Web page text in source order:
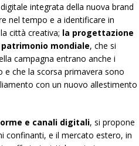
integrata della nuova brand
nel tempo e a identificare in
città creativa; la progettazione
patrimonio mondiale, che si
campagna entrano anche i
e che la scorsa primavera sono
con un nuovo allestimento
e canali digitali, si propone
confinanti, e il mercato estero, in